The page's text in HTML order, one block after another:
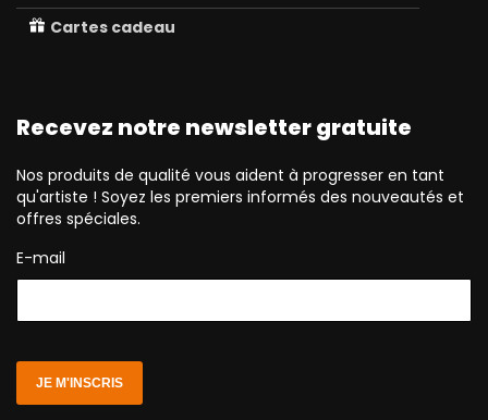
Cartes cadeau
Recevez notre newsletter gratuite
Nos produits de qualité vous aident à progresser en tant
qu'artiste ! Soyez les premiers informés des nouveautés et
offres spéciales.
E-mail
JE M'INSCRIS